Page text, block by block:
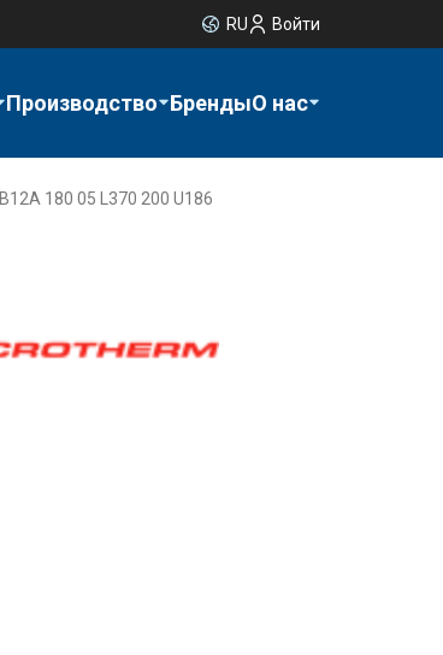
RU Войти
Производство БрендыО нас
B12A 180 05 L370 200 U186